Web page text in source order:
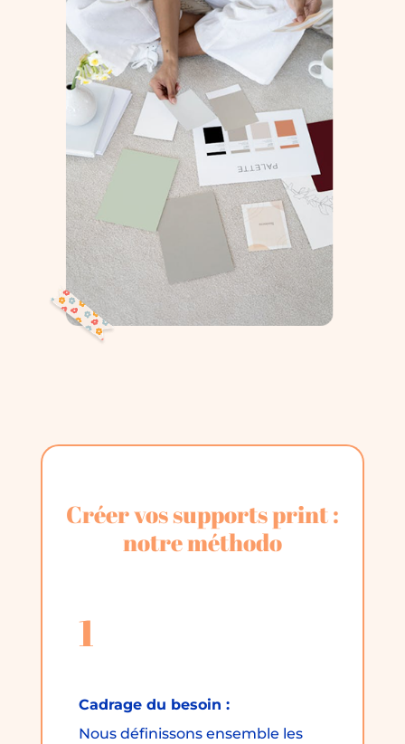
Créer vos supports print :
notre méthodo
1
Cadrage du besoin :
Nous définissons ensemble les